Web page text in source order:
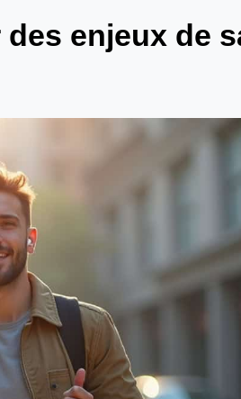
enjeux de